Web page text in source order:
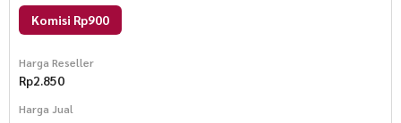
Komisi Rp900
Harga Reseller
Rp2.850
Harga Jual